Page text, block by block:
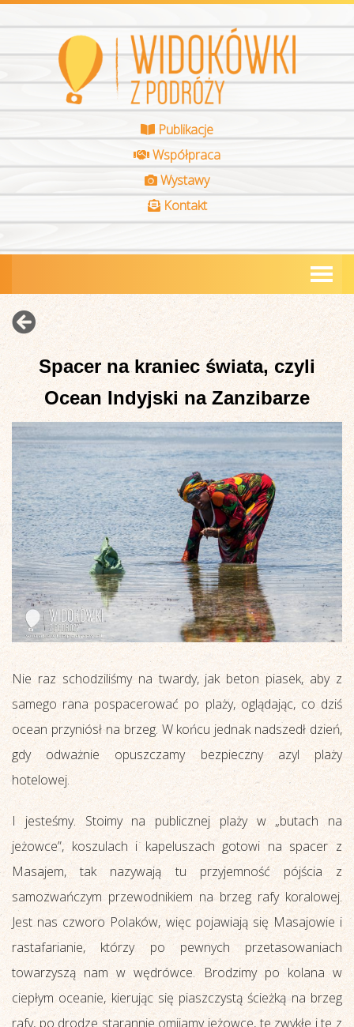
Publikacje
Współpraca
Wystawy
Kontakt
Spacer na kraniec świata, czyli
Ocean Indyjski na Zanzibarze
Nie raz schodziliśmy na twardy, jak beton piasek, aby z
samego rana pospacerować po plaży, oglądając, co dziś
ocean przyniósł na brzeg. W końcu jednak nadszedł dzień,
gdy odważnie opuszczamy bezpieczny azyl plaży
hotelowej.
I jesteśmy. Stoimy na publicznej plaży w „butach na
jeżowce”, koszulach i kapeluszach gotowi na spacer z
Masajem, tak nazywają tu przyjemność pójścia z
samozwańczym przewodnikiem na brzeg rafy koralowej.
Jest nas czworo Polaków, więc pojawiają się Masajowie i
rastafarianie, którzy po pewnych przetasowaniach
towarzyszą nam w wędrówce. Brodzimy po kolana w
ciepłym oceanie, kierując się piaszczystą ścieżką na brzeg
rafy, po drodze starannie omijamy jeżowce, te zwykłe i te z